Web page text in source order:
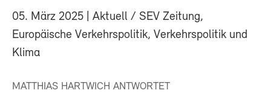
05. März 2025 | Aktuell / SEV Zeitung,
Europäische Verkehrspolitik, Verkehrspolitik und
Klima
MATTHIAS HARTWICH ANTWORTET